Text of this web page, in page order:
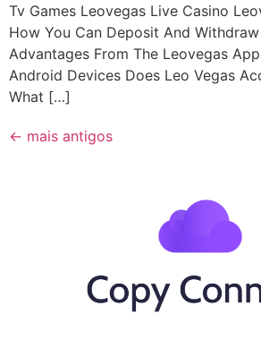
Tv Games Leovegas Live Casino
How You Can Deposit And
Advantages From The Leovegas
Android Devices Does Leo Vegas
What […]
← mais antigos